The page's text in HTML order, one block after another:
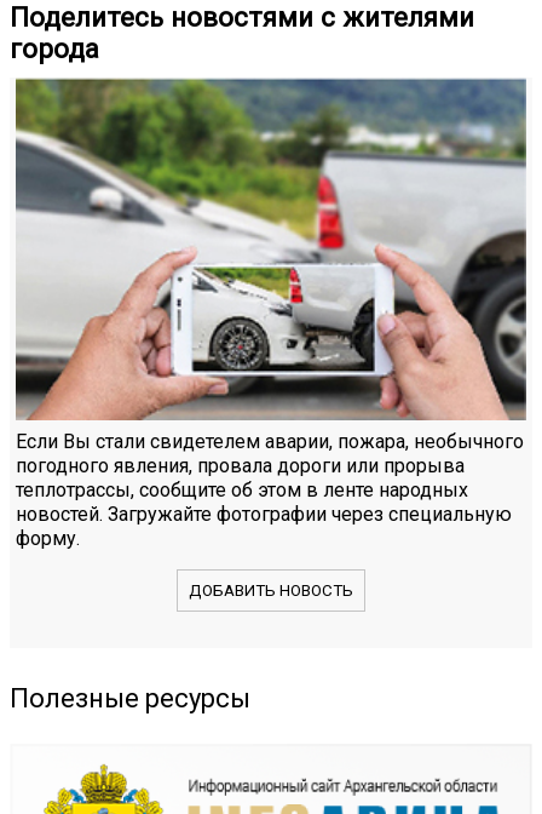
Поделитесь новостями с жителями
города
Если Вы стали свидетелем аварии, пожара, необычного
погодного явления, провала дороги или прорыва
теплотрассы, сообщите об этом в ленте народных
новостей. Загружайте фотографии через специальную
форму.
ДОБАВИТЬ НОВОСТЬ
Полезные ресурсы